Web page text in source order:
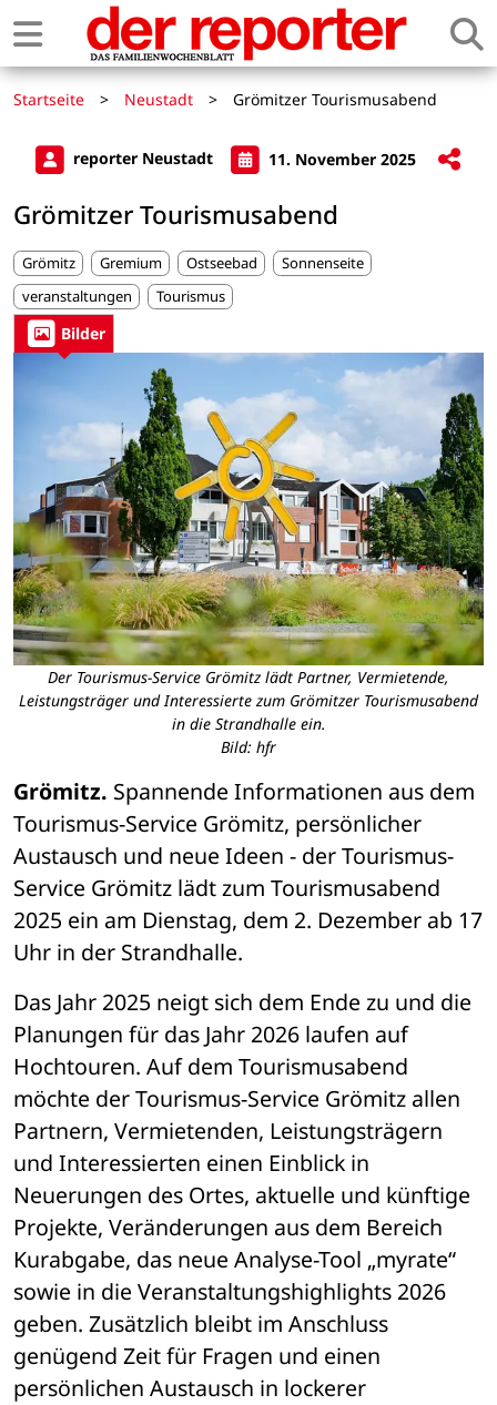
Startseite > Neustadt > Grömitzer Tourismusabend
reporter Neustadt 11. November 2025
Grömitzer Tourismusabend
Grömitz Gremium Ostseebad
Sonnenseite
veranstaltungen
Tourismus
Bilder
Der Tourismus-Service Grömitz lädt Partner, Vermietende,
Leistungsträger und Interessierte zum Grömitzer Tourismusabend
in die Strandhalle ein.
Bild: hfr
Grömitz. Spannende Informationen aus dem
Tourismus-Service Grömitz, persönlicher
Austausch und neue Ideen - der Tourismus-
Service Grömitz lädt zum Tourismusabend
2025 ein am Dienstag, dem 2. Dezember ab 17
Uhr in der Strandhalle.
Das Jahr 2025 neigt sich dem Ende zu und die
Planungen für das Jahr 2026 laufen auf
Hochtouren. Auf dem Tourismusabend
möchte der Tourismus-Service Grömitz allen
Partnern, Vermietenden, Leistungsträgern
und Interessierten einen Einblick in
Neuerungen des Ortes, aktuelle und künftige
Projekte, Veränderungen aus dem Bereich
Kurabgabe, das neue Analyse-Tool „myrate“
sowie in die Veranstaltungshighlights 2026
geben. Zusätzlich bleibt im Anschluss
genügend Zeit für Fragen und einen
persönlichen Austausch in lockerer